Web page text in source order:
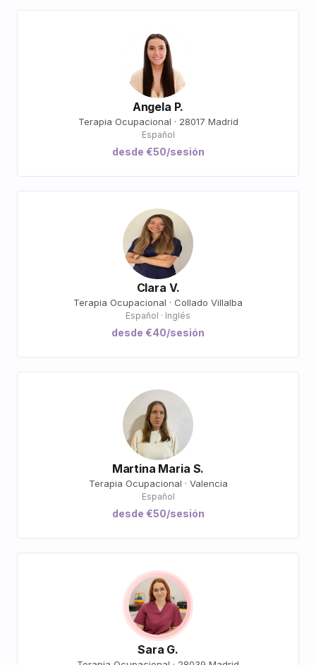
Angela P.
Terapia Ocupacional · 28017 Madrid
Español
desde €50/sesión
Clara V.
Terapia Ocupacional · Collado Villalba
Español · Inglés
desde €40/sesión
Martina Maria S.
Terapia Ocupacional · Valencia
Español
desde €50/sesión
Sara G.